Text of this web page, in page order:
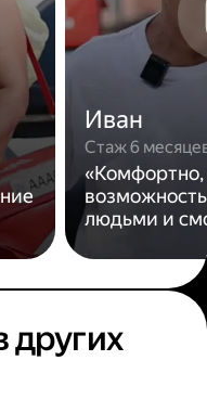
Иван
Стаж 6
людьми и
других